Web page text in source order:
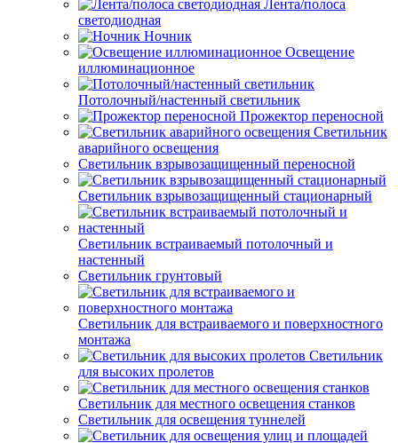
Лента/полоса
светодиодная
Ночник
Освещение
иллюминационное
Потолочный/настенный светильник
Прожектор переносной
Светильник
аварийного освещения
Светильник взрывозащищенный переносной
Светильник взрывозащищенный стационарный
Светильник встраиваемый потолочный и
настенный
Светильник грунтовый
Светильник для встраиваемого и поверхностного
монтажа
Светильник
для высоких пролетов
Светильник для местного освещения станков
Светильник для освещения туннелей